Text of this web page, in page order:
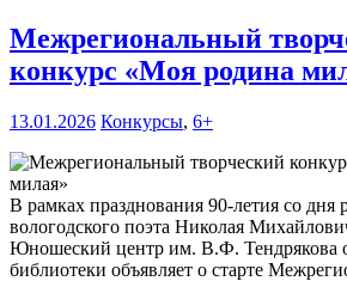
Межрегиональный
конкурс «Моя родина
13.01.2026 Конкурсы, 6+
В рамках празднования 90-летия со дня
вологодского поэта Николая
Юношеский центр им. В.Ф. Тендрякова
библиотеки объявляет о старте